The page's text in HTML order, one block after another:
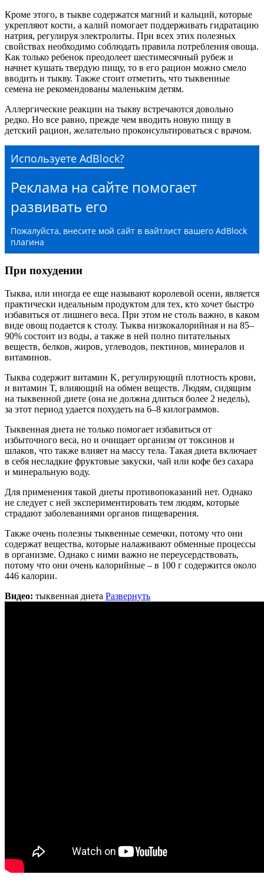
Кроме этого, в тыкве содержатся магний и кальций, которые
укрепляют кости, а калий помогает поддерживать гидратацию
натрия, регулируя электролиты. При всех этих полезных
свойствах необходимо соблюдать правила потребления овоща.
Как только ребенок преодолеет шестимесячный рубеж и
начнет кушать твердую пищу, то в его рацион можно смело
вводить и тыкву. Также стоит отметить, что тыквенные
семена не рекомендованы маленьким детям.
Аллергические реакции на тыкву встречаются довольно
редко. Но все равно, прежде чем вводить новую пищу в
детский рацион, желательно проконсультироваться с врачом.
Используете AdBlock?
Реклама на сайте помогает
развивать его
Пожалуйста, внесите мой сайт в вайтлист вашего AdBlock
плагина
При похудении
Тыква, или иногда ее еще называют королевой осени, является
практически идеальным продуктом для тех, кто хочет быстро
избавиться от лишнего веса. При этом не столь важно, в каком
виде овощ подается к столу. Тыква низкокалорийная и на 85–
90% состоит из воды, а также в ней полно питательных
веществ, белков, жиров, углеводов, пектинов, минералов и
витаминов.
Тыква содержит витамин K, регулирующий плотность крови,
и витамин T, влияющий на обмен веществ. Людям, сидящим
на тыквенной диете (она не должна длиться более 2 недель),
за этот период удается похудеть на 6–8 килограммов.
Тыквенная диета не только помогает избавиться от
избыточного веса, но и очищает организм от токсинов и
шлаков, что также влияет на массу тела. Такая диета включает
в себя несладкие фруктовые закуски, чай или кофе без сахара
и минеральную воду.
Для применения такой диеты противопоказаний нет. Однако
не следует с ней экспериментировать тем людям, которые
страдают заболеваниями органов пищеварения.
Также очень полезны тыквенные семечки, потому что они
содержат вещества, которые налаживают обменные процессы
в организме. Однако с ними важно не переусердствовать,
потому что они очень калорийные – в 100 г содержится около
446 калории.
Видео: тыквенная диета Развернуть